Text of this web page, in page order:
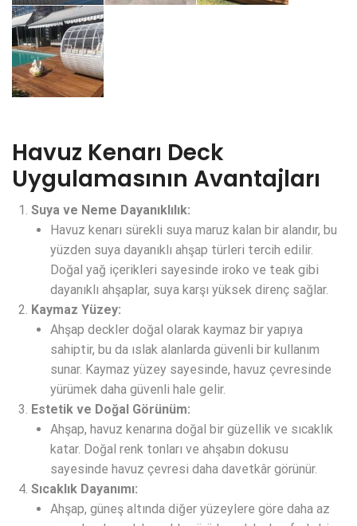
Havuz Kenarı Deck
Uygulamasının Avantajları
Suya ve Neme Dayanıklılık:
Havuz kenarı sürekli suya maruz kalan bir alandır, bu
yüzden suya dayanıklı ahşap türleri tercih edilir.
Doğal yağ içerikleri sayesinde iroko ve teak gibi
dayanıklı ahşaplar, suya karşı yüksek direnç sağlar.
Kaymaz Yüzey:
Ahşap deckler doğal olarak kaymaz bir yapıya
sahiptir, bu da ıslak alanlarda güvenli bir kullanım
sunar. Kaymaz yüzey sayesinde, havuz çevresinde
yürümek daha güvenli hale gelir.
Estetik ve Doğal Görünüm:
Ahşap, havuz kenarına doğal bir güzellik ve sıcaklık
katar. Doğal renk tonları ve ahşabın dokusu
sayesinde havuz çevresi daha davetkâr görünür.
Sıcaklık Dayanımı:
Ahşap, güneş altında diğer yüzeylere göre daha az